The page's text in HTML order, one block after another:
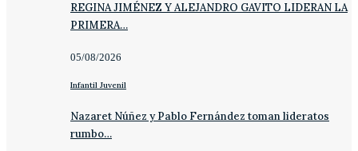
REGINA JIMÉNEZ Y ALEJANDRO GAVITO LIDERAN LA
PRIMERA…
05/08/2026
Infantil Juvenil
Nazaret Núñez y Pablo Fernández toman lideratos
rumbo…